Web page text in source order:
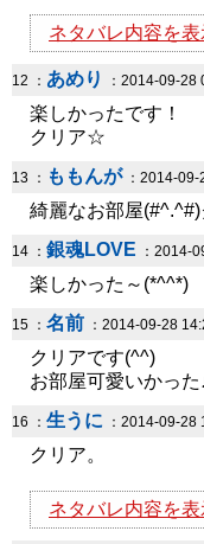
ネタバレ内容を表
12 ： あめり ：2014-09-28
楽しかったです！
クリア☆
13 ： ももんが：2014-09-
綺麗なお部屋(#^.^#)
14 ： 銀魂LOVE ：2014-
楽しかった～(*^^*)
15 ： 名前 ：2014-09-28
クリアです(^^)
お部屋可愛いかった
16 ： 生うに ：2014-09-28
クリア。
ネタバレ内容を表